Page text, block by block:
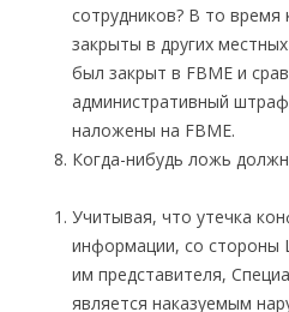
сотрудников? В то время
закрыты в других
был закрыт в FBME и
административный
наложены на FBME.
Когда-нибудь ложь
Учитывая, что утечка
информации, со стороны
им представителя,
является наказуемым